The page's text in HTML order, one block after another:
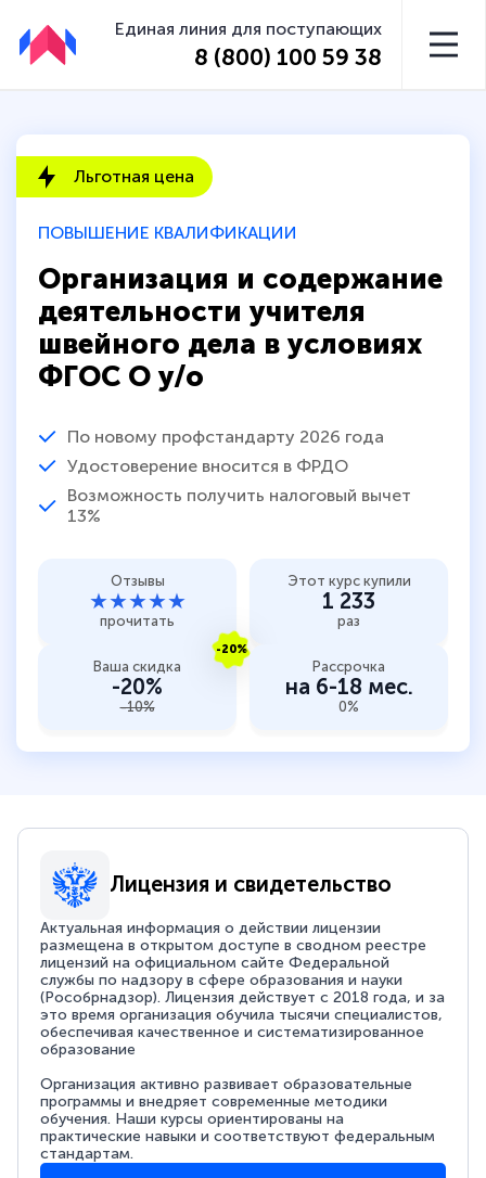
Единая линия для поступающих
8 (800) 100 59 38
ПОВЫШЕНИЕ КВАЛИФИКАЦИИ
Организация и содержание
деятельности учителя
швейного дела в условиях
ФГОС О у/о
По новому профстандарту 2026 года
Удостоверение вносится в ФРДО
Возможность получить налоговый вычет
13%
Льготная цена
Отзывы
★★★★★
прочитать
Этот курс купили
1 233
раз
-20%
Ваша скидка
-20%
-10%
Рассрочка
на 6-18 мес.
0%
Лицензия и свидетельство
Актуальная информация о действии лицензии
размещена в открытом доступе в сводном реестре
лицензий на официальном сайте Федеральной
службы по надзору в сфере образования и науки
(Рособрнадзор). Лицензия действует с 2018 года, и за
это время организация обучила тысячи специалистов,
обеспечивая качественное и систематизированное
образование
Организация активно развивает образовательные
программы и внедряет современные методики
обучения. Наши курсы ориентированы на
практические навыки и соответствуют федеральным
стандартам.